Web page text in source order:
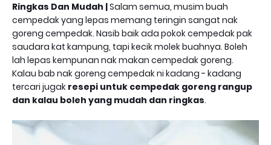
Ringkas Dan Mudah |Salam semua, musim buah
cempedak yang lepas memang teringin sangat nak
goreng cempedak. Nasib baik ada pokok cempedak pak
saudara kat kampung, tapi kecik molek buahnya. Boleh
lah lepas kempunan nak makan cempedak goreng.
Kalau bab nak goreng cempedak ni kadang - kadang
tercari jugak resepi untuk cempedak goreng rangup
dan kalau boleh yang mudah dan ringkas.